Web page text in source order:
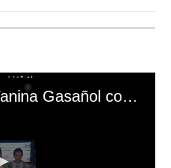
El mal momento de Yanina Gasañol con un hincha argentino en "Subrayado"